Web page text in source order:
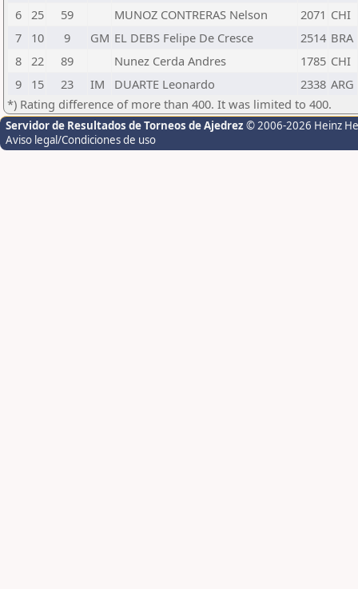
6 25 59 MUNOZ CONTRERAS Nelson 2071 CHI
7
10 9 GM EL DEBS Felipe De Cresce 2514 BRA
8 22 89 Nunez Cerda Andres 1785 CHI
9
15 23 IM DUARTE Leonardo 2338 ARG
*) Rating difference of more than 400. It was limited to 400.
Servidor de Resultados de Torneos de Ajedrez © 2006-2026 Heinz
Aviso legal/Condiciones de uso